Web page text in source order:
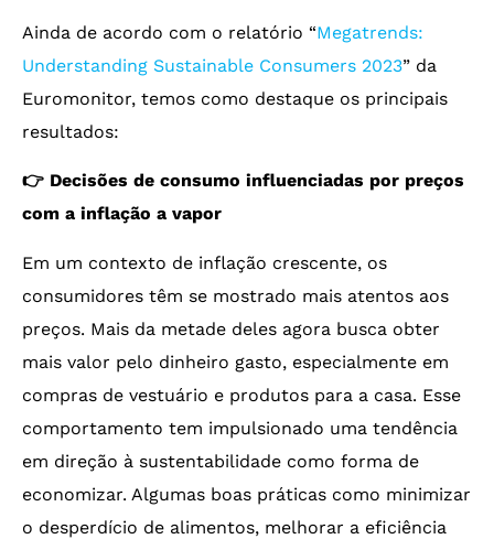
Ainda de acordo com o relatório “Megatrends:
Understanding Sustainable Consumers 2023” da
Euromonitor, temos como destaque os principais
resultados:
👉 Decisões de consumo influenciadas por preços
com a inflação a vapor
Em um contexto de inflação crescente, os
consumidores têm se mostrado mais atentos aos
preços. Mais da metade deles agora busca obter
mais valor pelo dinheiro gasto, especialmente em
compras de vestuário e produtos para a casa. Esse
comportamento tem impulsionado uma tendência
em direção à sustentabilidade como forma de
economizar. Algumas boas práticas como minimizar
o desperdício de alimentos, melhorar a eficiência